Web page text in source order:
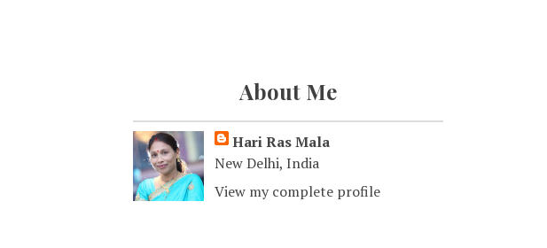
About Me
Hari Ras Mala
New Delhi, India
View my complete profile